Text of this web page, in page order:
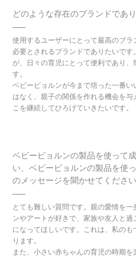
どのような存在のブランドであ
使用するユーザーにとって最高のブ
必要とされるブランドでありたいで
が、日々の育児にとって便利であり
す。
ベビービョルンが今まで培った一番
はなく、親子の関係を作れる機会を
こを継続してひろげていきたいです。
ベビービョルンの製品を使って
い、ベビービョルンの製品を使
のメッセージを聞かせてください
とても難しい質問です。親の愛情を
ンやアートが好きで、家族や友人と
になってほしいです。これは、私の
ります。
また、小さい赤ちゃんの育児の時期を